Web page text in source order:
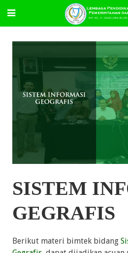
SISTEM
GEGRAFIS
Berikut materi bimtek bidang